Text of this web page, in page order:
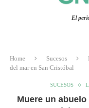
El
Home Sucesos
del mar en San Cristóbal
SUCESOS
Muere un